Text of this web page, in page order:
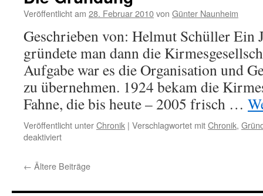
Veröffentlicht am 28. Februar 2010von Günter Naunheim
Geschrieben von: Helmut Schüller Ein
gründete man dann die
Aufgabe war es die Organisation und
zu übernehmen. 1924 bekam die
Fahne, die bis heute – 2005 frisch …
Veröffentlicht unterChronik | Verschlagwortet mitChronik,
deaktiviertfür
← Ältere Beiträge